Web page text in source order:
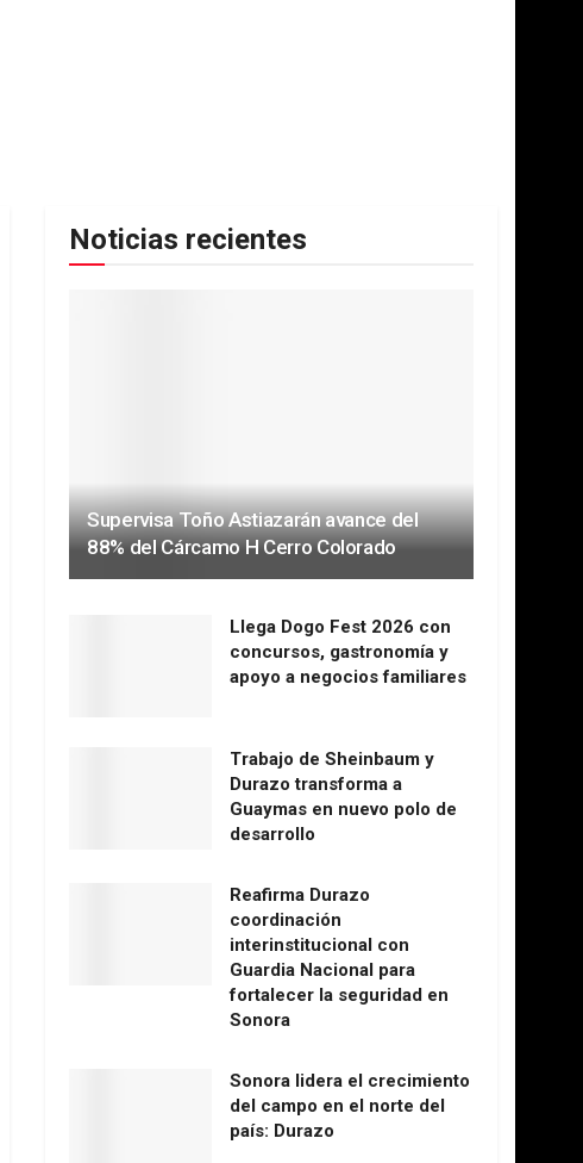
Noticias recientes
Supervisa Toño Astiazarán avance del
88% del Cárcamo H Cerro Colorado
Llega Dogo Fest 2026 con
concursos, gastronomía y
apoyo a negocios familiares
Trabajo de Sheinbaum y
Durazo transforma a
Guaymas en nuevo polo de
desarrollo
Reafirma Durazo
coordinación
interinstitucional con
Guardia Nacional para
fortalecer la seguridad en
Sonora
Sonora lidera el crecimiento
del campo en el norte del
país: Durazo